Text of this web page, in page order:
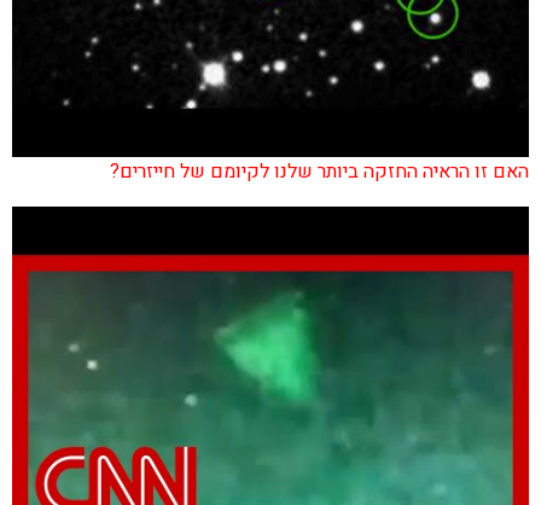
האם זו הראיה החזקה ביותר שלנו לקיומם של חייזרים?